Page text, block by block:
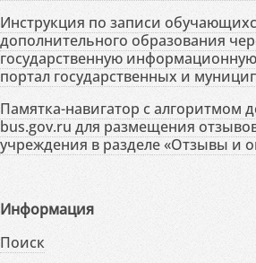
Инструкция по записи
дополнительного образования
государственную
портал государственных и
Памятка-навигатор с алгоритмом
bus.gov.ru для размещения
учреждения в разделе «Отзывы и
Информация
Поиск